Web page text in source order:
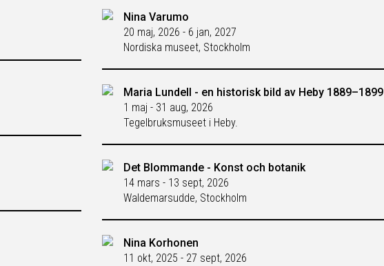
Nina Varumo
20 maj, 2026 - 6 jan, 2027
Nordiska museet, Stockholm
Maria Lundell - en historisk bild av Heby 1889–1899
1 maj - 31 aug, 2026
Tegelbruksmuseet i Heby.
Det Blommande - Konst och botanik
14 mars - 13 sept, 2026
Waldemarsudde, Stockholm
Nina Korhonen
11 okt, 2025 - 27 sept, 2026